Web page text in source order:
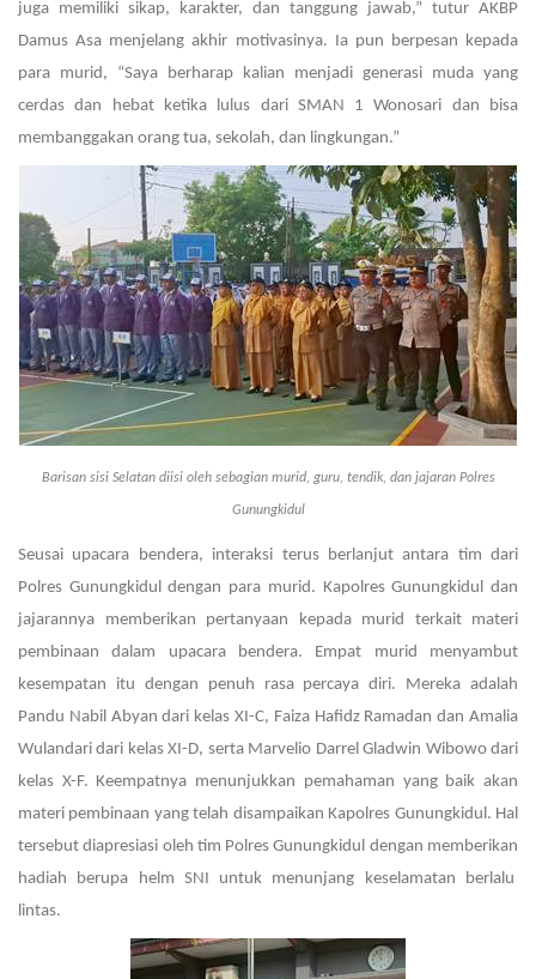
juga memiliki sikap, karakter, dan tanggung jawab,” tutur AKBP
Damus Asa menjelang akhir motivasinya. Ia pun berpesan kepada
para murid, “Saya berharap kalian menjadi generasi muda yang
cerdas dan hebat ketika lulus dari SMAN 1 Wonosari dan bisa
membanggakan orang tua, sekolah, dan lingkungan.”
Barisan sisi Selatan diisi oleh sebagian murid, guru, tendik, dan jajaran Polres
Gunungkidul
Seusai upacara bendera, interaksi terus berlanjut antara tim dari
Polres Gunungkidul dengan para murid. Kapolres Gunungkidul dan
jajarannya memberikan pertanyaan kepada murid terkait materi
pembinaan dalam upacara bendera. Empat murid menyambut
kesempatan itu dengan penuh rasa percaya diri. Mereka adalah
Pandu Nabil Abyan dari kelas XI-C, Faiza Hafidz Ramadan dan Amalia
Wulandari dari kelas XI-D, serta Marvelio Darrel Gladwin Wibowo dari
kelas X-F. Keempatnya menunjukkan pemahaman yang baik akan
materi pembinaan yang telah disampaikan Kapolres Gunungkidul. Hal
tersebut diapresiasi oleh tim Polres Gunungkidul dengan memberikan
hadiah berupa helm SNI untuk menunjang keselamatan berlalu
lintas.